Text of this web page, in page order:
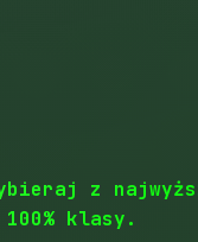
z
klasy.